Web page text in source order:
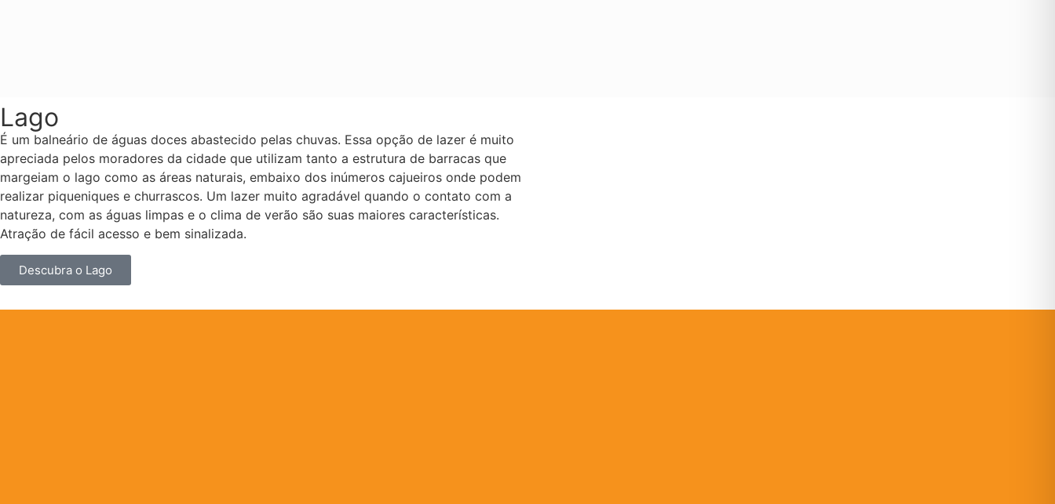
Lago
É um balneário de águas doces abastecido pelas chuvas. Essa opção de lazer é muito
apreciada pelos moradores da cidade que utilizam tanto a estrutura de barracas que
margeiam o lago como as áreas naturais, embaixo dos inúmeros cajueiros onde podem
realizar piqueniques e churrascos. Um lazer muito agradável quando o contato com a
natureza, com as águas limpas e o clima de verão são suas maiores características.
Atração de fácil acesso e bem sinalizada.
Descubra o Lago